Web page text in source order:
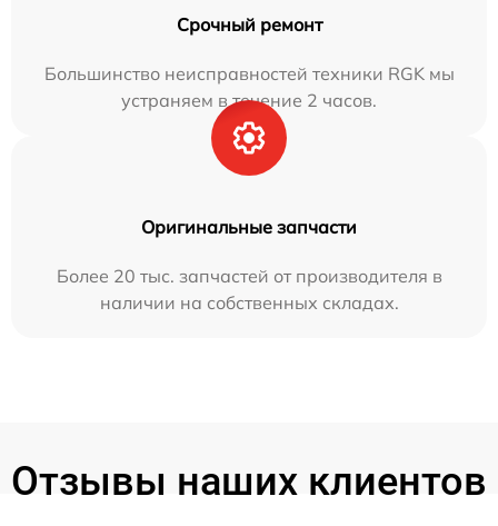
Срочный ремонт
Большинство неисправностей техники RGK мы
устраняем в течение 2 часов.
Оригинальные запчасти
Более 20 тыс. запчастей от производителя в
наличии на собственных складах.
Отзывы наших клиентов